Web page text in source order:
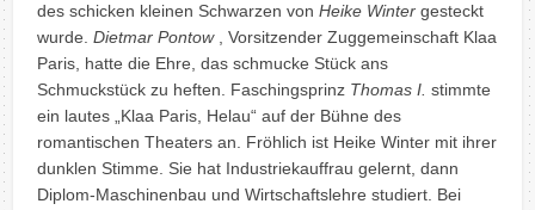
des schicken kleinen Schwarzen vonHeike Winter gesteckt
wurde.Dietmar Pontow, Vorsitzender Zuggemeinschaft Klaa
Paris, hatte die Ehre, das schmucke Stück ans
Schmuckstück zu heften. Faschingsprinz Thomas I. stimmte
ein lautes „Klaa Paris, Helau“ auf der Bühne des
romantischen Theaters an. Fröhlich ist Heike Winter mit ihrer
dunklen Stimme. Sie hat Industriekauffrau gelernt, dann
Diplom-Maschinenbau und Wirtschaftslehre studiert. Bei